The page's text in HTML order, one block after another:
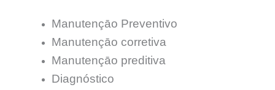
Manutençāo Preventivo
Manutençāo corretiva
Manutençāo preditiva
Diagnóstico